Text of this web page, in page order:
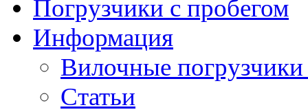
Погрузчики с пробегом
Информация
Вилочные
Статьи